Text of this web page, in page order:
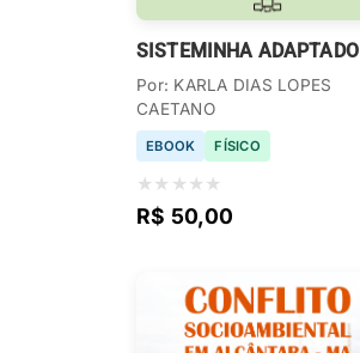
SISTEMINHA ADAPTADO
Por: KARLA DIAS LOPES
CAETANO
EBOOK FÍSICO
★ ★ ★ ★ ★
R$ 50,00